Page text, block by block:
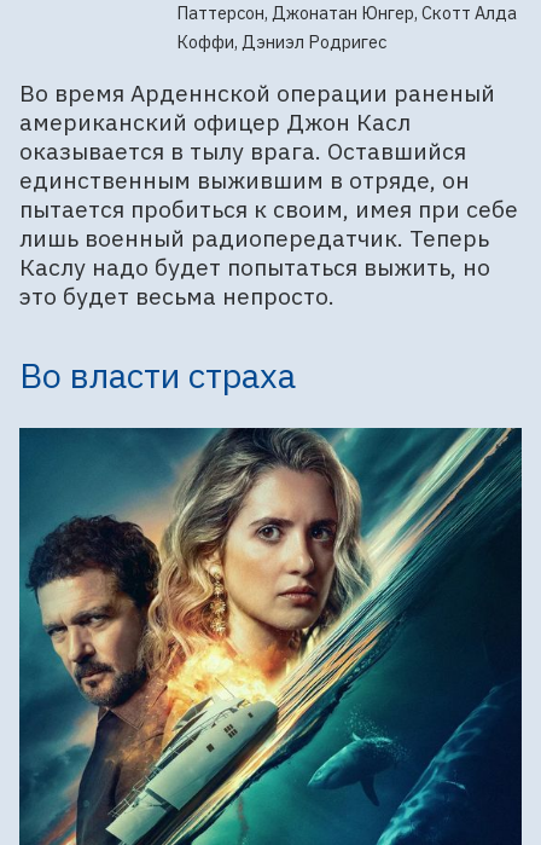
Паттерсон, Джонатан Юнгер, Скотт Алда
Коффи, Дэниэл Родригес
Во время Арденнской операции раненый
американский офицер Джон Касл
оказывается в тылу врага. Оставшийся
единственным выжившим в отряде, он
пытается пробиться к своим, имея при себе
лишь военный радиопередатчик. Теперь
Каслу надо будет попытаться выжить, но
это будет весьма непросто.
Во власти страха